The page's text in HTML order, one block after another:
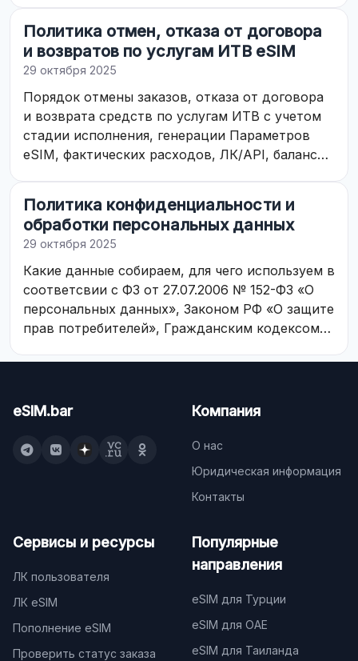
программа.
Политика отмен, отказа от договора
и возвратов по услугам ИТВ eSIM
29 октября 2025
Порядок отмены заказов, отказа от договора
и возврата средств по услугам ИТВ с учетом
стадии исполнения, генерации Параметров
eSIM, фактических расходов, ЛК/API, баланса
Политика конфиденциальности и
обработки персональных данных
29 октября 2025
Какие данные собираем, для чего используем в
соответсвии с ФЗ от 27.07.2006 № 152-ФЗ «О
персональных данных», Законом РФ «О защите
прав потребителей», Гражданским кодексом
законодательства РФ.
eSIM.bar Компания
О нас
Юридическая информация
Контакты
Сервисы и ресурсы
ЛК пользователя
ЛК eSIM
Пополнение eSIM
Проверить статус заказа
Популярные
направления
eSIM для Турции
eSIM для ОАЕ
eSIM для Таиланда